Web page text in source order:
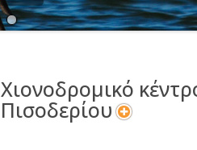
Χιονοδρομικό
Πισοδερίου